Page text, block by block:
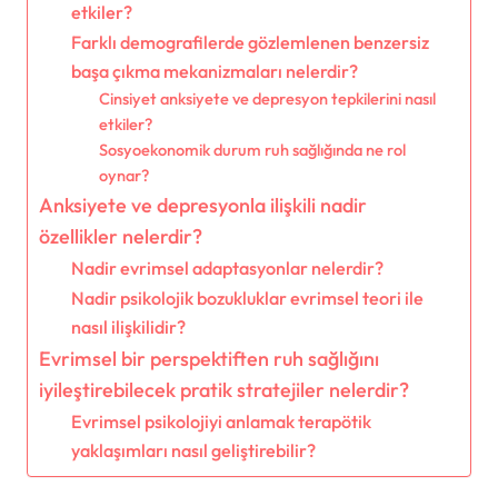
etkiler?
Farklı demografilerde gözlemlenen benzersiz
başa çıkma mekanizmaları nelerdir?
Cinsiyet anksiyete ve depresyon tepkilerini nasıl
etkiler?
Sosyoekonomik durum ruh sağlığında ne rol
oynar?
Anksiyete ve depresyonla ilişkili nadir
özellikler nelerdir?
Nadir evrimsel adaptasyonlar nelerdir?
Nadir psikolojik bozukluklar evrimsel teori ile
nasıl ilişkilidir?
Evrimsel bir perspektiften ruh sağlığını
iyileştirebilecek pratik stratejiler nelerdir?
Evrimsel psikolojiyi anlamak terapötik
yaklaşımları nasıl geliştirebilir?